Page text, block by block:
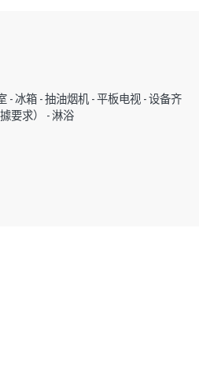
- 冰箱 - 抽油烟机 - 平板电视 - 设备齐
要求） - 淋浴